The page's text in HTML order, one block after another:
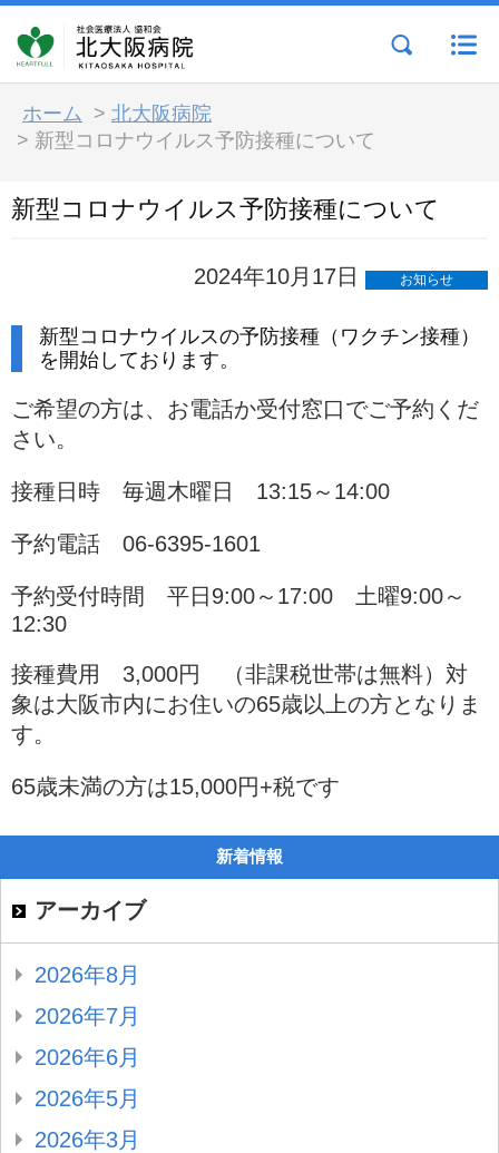
ホーム > 北大阪病院
> 新型コロナウイルス予防接種について
新型コロナウイルス予防接種について
2024年10月17日 お知らせ
新型コロナウイルスの予防接種（ワクチン接種）
を開始しております。
ご希望の方は、お電話か受付窓口でご予約くだ
さい。
接種日時 毎週木曜日 13:15～14:00
予約電話 06-6395-1601
予約受付時間 平日9:00～17:00 土曜9:00～
12:30
接種費用 3,000円 （非課税世帯は無料）対
象は大阪市内にお住いの65歳以上の方となりま
す。
65歳未満の方は15,000円+税です
新着情報
アーカイブ
2026年8月
2026年7月
2026年6月
2026年5月
2026年3月